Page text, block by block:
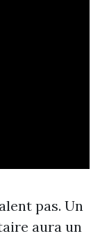
pas. Un
aura un